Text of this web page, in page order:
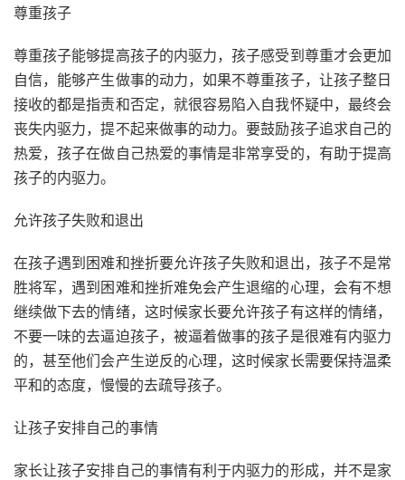
尊重孩子
尊重孩子能够提高孩子的内驱力，孩子感受到尊重才会更加
自信，能够产生做事的动力，如果不尊重孩子，让孩子整日
接收的都是指责和否定，就很容易陷入自我怀疑中，最终会
丧失内驱力，提不起来做事的动力。要鼓励孩子追求自己的
热爱，孩子在做自己热爱的事情是非常享受的，有助于提高
孩子的内驱力。
允许孩子失败和退出
在孩子遇到困难和挫折要允许孩子失败和退出，孩子不是常
胜将军，遇到困难和挫折难免会产生退缩的心理，会有不想
继续做下去的情绪，这时候家长要允许孩子有这样的情绪，
不要一味的去逼迫孩子，被逼着做事的孩子是很难有内驱力
的，甚至他们会产生逆反的心理，这时候家长需要保持温柔
平和的态度，慢慢的去疏导孩子。
让孩子安排自己的事情
家长让孩子安排自己的事情有利于内驱力的形成，并不是家